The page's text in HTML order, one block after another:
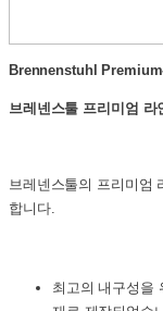
Brennenstuhl
브레넨스툴 프리미엄 라
브레넨스툴의 프리미엄
합니다.
최고의 내구성을